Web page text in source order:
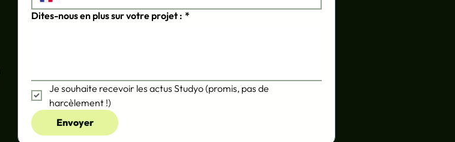
Dites-nous en plus sur votre projet : *
Je souhaite recevoir les actus Studyo (promis, pas de
harcèlement !)
Envoyer